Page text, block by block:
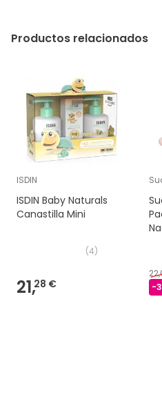
Productos relacionados
ISDIN
ISDIN Baby Naturals
Canastilla Mini
(4)
21,28 €
-